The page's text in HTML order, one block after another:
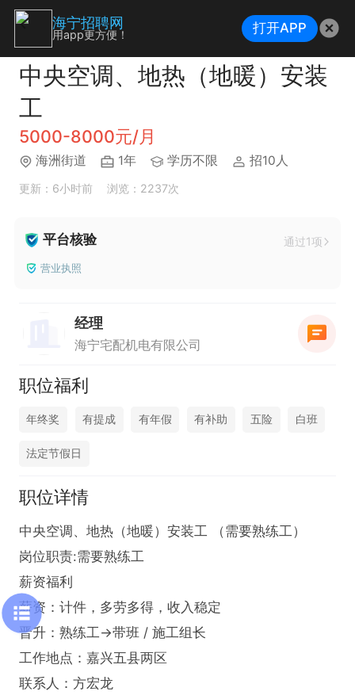
中央空调、地热（地暖）安装
工
5000-8000元/月
海洲街道 1年 学历不限 招10人
更新：6小时前 浏览：2237次
平台核验 通过1项
营业执照
经理
海宁宅配机电有限公司
职位福利
年终奖 有提成 有年假 有补助 五险 白班
法定节假日
职位详情
中央空调、地热（地暖）安装工 （需要熟练工）
岗位职责:需要熟练工
薪资福利
薪资：计件，多劳多得，收入稳定
晋升：熟练工→带班 / 施工组长
工作地点：嘉兴五县两区
联系人：方宏龙
海宁招聘网
用app更方便！ 打开APP